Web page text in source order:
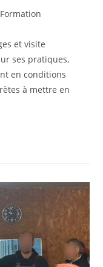
Formation
et visite
ses pratiques,
en conditions
à mettre en